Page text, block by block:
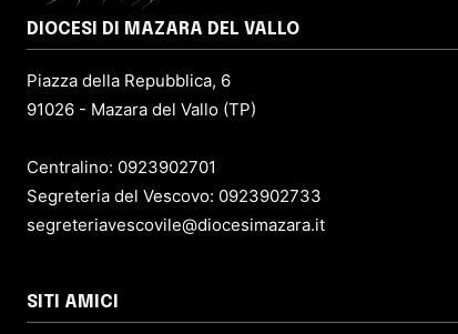
DIOCESI DI MAZARA DEL VALLO
Piazza della Repubblica, 6
91026 - Mazara del Vallo (TP)
Centralino: 0923902701
Segreteria del Vescovo: 0923902733
segreteriavescovile@diocesimazara.it
SITI AMICI